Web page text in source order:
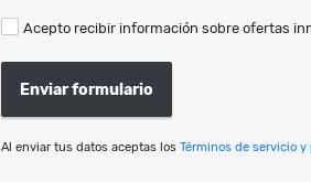
Acepto recibir información sobre ofertas
Enviar formulario
Al enviar tus datos aceptas los Términos de servicio y